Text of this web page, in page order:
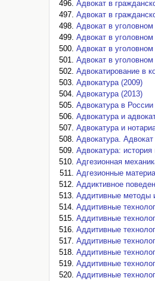
Адвокат в
Адвокат в
Адвокат в
Адвокат в
Адвокат в
Адвокат в
Адвокатирование в
Адвокатура (2009)
Адвокатура (2013)
Адвокатура в России
Адвокатура и
Адвокатура и
Адвокатура.
Адвокатура:
Адгезионная
Адгезионные
Аддиктивное
Аддитивные методы
Аддитивные
Аддитивные
Аддитивные
Аддитивные
Аддитивные
Аддитивные
Аддитивные